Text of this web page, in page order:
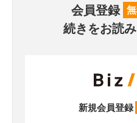
会員登録
続きをお読
新規会員登録